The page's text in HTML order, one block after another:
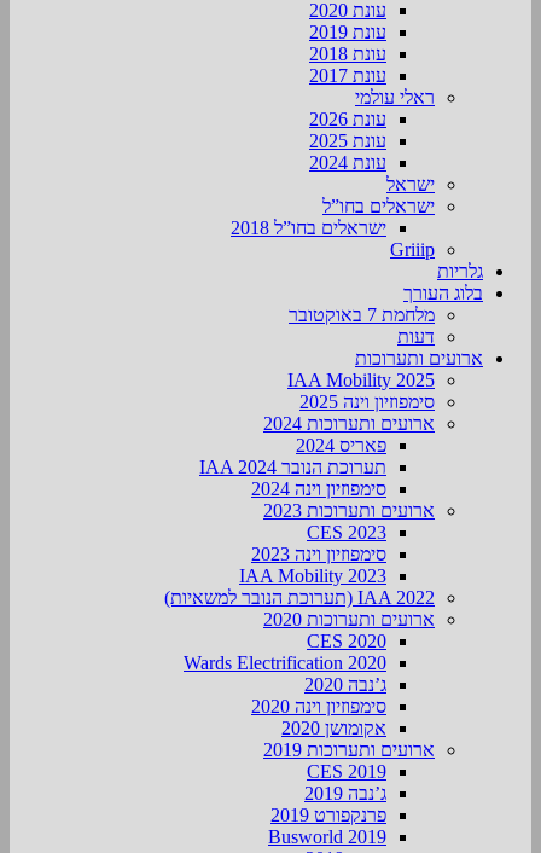
עונת 2020
עונת 2019
עונת 2018
עונת 2017
ראלי עולמי
עונת 2026
עונת 2025
עונת 2024
ישראל
ישראלים בחו”ל
ישראלים בחו”ל 2018
Griiip
גלריות
בלוג העורך
מלחמת 7 באוקטובר
דעות
ארועים ותערוכות
2025 IAA Mobility
סימפוזיון וינה 2025
ארועים ותערוכות 2024
פאריס 2024
תערוכת הנובר IAA 2024
סימפוזיון וינה 2024
ארועים ותערוכות 2023
CES 2023
סימפוזיון וינה 2023
IAA Mobility 2023
IAA 2022 (תערוכת הנובר למשאיות)
ארועים ותערוכות 2020
CES 2020
Wards Electrification 2020
ג’נבה 2020
סימפוזיון וינה 2020
אקומושן 2020
ארועים ותערוכות 2019
CES 2019
ג’נבה 2019
פרנקפורט 2019
Busworld 2019